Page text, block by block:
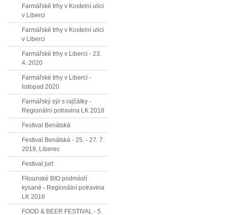
Farmářské trhy v Kostelní ulici
v Liberci
Farmářské trhy v Kostelní ulici
v Liberci
Farmářské trhy v Liberci - 23.
4. 2020
Farmářské trhy v Liberci -
listopad 2020
Farmářský sýr s rajčátky -
Regionální potravina LK 2018
Festival Benátská
Festival Benátská - 25. - 27. 7.
2019, Liberec
Festival jurt
Filounské BIO podmáslí
kysané - Regionální potravina
LK 2016
FOOD & BEER FESTIVAL - 5.